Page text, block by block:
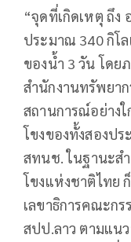
“จุดที่เกิดเหตุ ถึง
ประมาณ 340 กิโล
ของน้ำ 3 วัน โดย
สำนักงานทรัพยา
สถานการณ์อย่าง
โขงของทั้งสองป
สทนช. ในฐานะส
โขงแห่งชาติไทย
เลขาธิการคณะกร
สปป.ลาว ตามแน